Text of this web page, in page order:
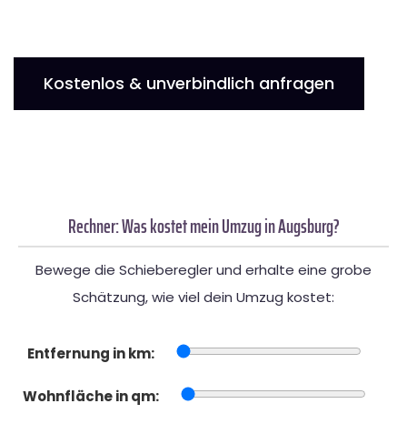
Kostenlos & unverbindlich anfragen
Rechner: Was kostet mein Umzug in Augsburg?
Bewege die Schieberegler und erhalte eine grobe
Schätzung, wie viel dein Umzug kostet:
Entfernung in km:
Wohnfläche in qm: